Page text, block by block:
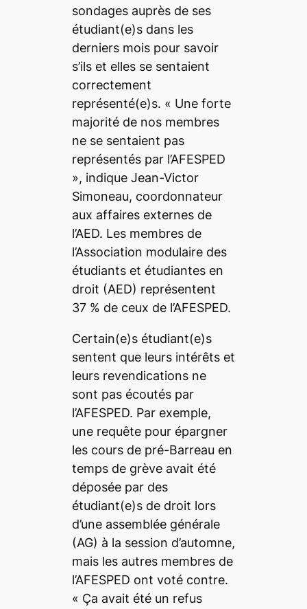
sondages auprès de ses
étudiant(e)s dans les
derniers mois pour savoir
s’ils et elles se sentaient
correctement
représenté(e)s. « Une forte
majorité de nos membres
ne se sentaient pas
représentés par l’AFESPED
», indique Jean-Victor
Simoneau, coordonnateur
aux affaires externes de
l’AED. Les membres de
l’Association modulaire des
étudiants et étudiantes en
droit (AED) représentent
37 % de ceux de l’AFESPED.
Certain(e)s étudiant(e)s
sentent que leurs intérêts et
leurs revendications ne
sont pas écoutés par
l’AFESPED. Par exemple,
une requête pour épargner
les cours de pré-Barreau en
temps de grève avait été
déposée par des
étudiant(e)s de droit lors
d’une assemblée générale
(AG) à la session d’automne,
mais les autres membres de
l’AFESPED ont voté contre.
« Ça avait été un refus